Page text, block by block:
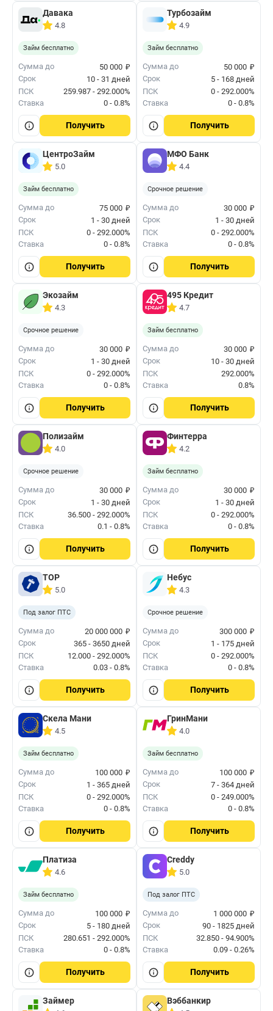
Давака
4.8
Займ бесплатно
Сумма до 50 000 ₽
Срок
10 - 31 дней
ПСК
259.987 - 292.000%
Ставка
0 - 0.8%
Получить
Турбозайм
4.9
Займ бесплатно
Сумма до 50 000 ₽
Срок
5 - 168 дней
ПСК
0 - 292.000%
Ставка
0 - 0.8%
Получить
ЦентроЗайм
5.0
Займ бесплатно
Сумма до 75 000 ₽
Срок
1 - 30 дней
ПСК
0 - 292.000%
Ставка
0 - 0.8%
Получить
МФО Банк
4.4
Срочное решение
Сумма до 30 000 ₽
Срок
1 - 30 дней
ПСК
0 - 292.000%
Ставка
0 - 0.8%
Получить
Экозайм
4.3
Срочное решение
Сумма до 30 000 ₽
Срок
1 - 30 дней
ПСК
0 - 292.000%
Ставка
0 - 0.8%
Получить
495 Кредит
4.7
Займ бесплатно
Сумма до 30 000 ₽
Срок
10 - 30 дней
ПСК
292.000%
Ставка
0.8%
Получить
Полизайм
4.0
Срочное решение
Сумма до 30 000 ₽
Срок
1 - 30 дней
ПСК
36.500 - 292.000%
Ставка
0.1 - 0.8%
Получить
Финтерра
4.2
Займ бесплатно
Сумма до 30 000 ₽
Срок
1 - 30 дней
ПСК
0 - 292.000%
Ставка
0 - 0.8%
Получить
ТОР
5.0
Под залог ПТС
Сумма до 20 000 000 ₽
Срок
365 - 3650 дней
ПСК
12.000 - 292.000%
Ставка
0.03 - 0.8%
Получить
Небус
4.3
Срочное решение
Сумма до 300 000 ₽
Срок
1 - 175 дней
ПСК
0 - 292.000%
Ставка
0 - 0.8%
Получить
Скела Мани
4.5
Займ бесплатно
Сумма до 100 000 ₽
Срок
1 - 365 дней
ПСК
0 - 292.000%
Ставка
0 - 0.8%
Получить
ГринМани
4.0
Займ бесплатно
Сумма до 100 000 ₽
Срок
7 - 364 дней
ПСК
0 - 249.000%
Ставка
0 - 0.8%
Получить
Платиза
4.6
Займ бесплатно
Сумма до 100 000 ₽
Срок
5 - 180 дней
ПСК
280.651 - 292.000%
Ставка
0 - 0.8%
Получить
Creddy
5.0
Под залог ПТС
Сумма до 1 000 000 ₽
Срок
90 - 1825 дней
ПСК
32.850 - 94.900%
Ставка
0.09 - 0.26%
Получить
Займер Вэббанкир